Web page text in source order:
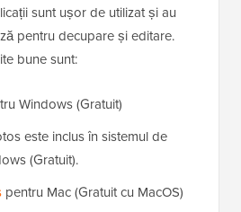
sunt ușor de utilizat și au
pentru decupare și editare.
bune sunt:
Windows (Gratuit)
este inclus în sistemul de
(Gratuit).
pentru Mac (Gratuit cu MacOS)